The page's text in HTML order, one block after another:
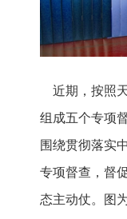
近期，按照
组成五个专项
围绕贯彻落实
专项督查，督
态主动仗。图